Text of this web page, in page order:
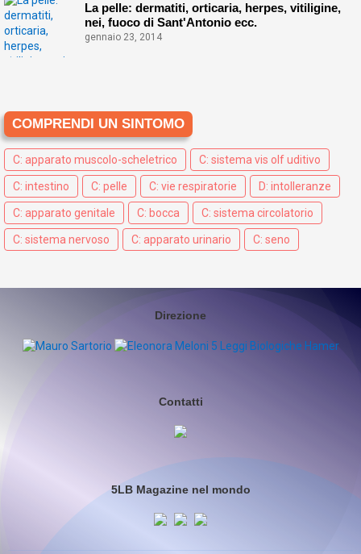
La pelle: dermatiti, orticaria, herpes, vitiligine,
nei, fuoco di Sant'Antonio ecc.
gennaio 23, 2014
COMPRENDI UN SINTOMO
C: apparato muscolo-scheletrico C: sistema vis olf uditivo
C: intestino C: pelle C: vie respiratorie D: intolleranze
C: apparato genitale C: bocca C: sistema circolatorio
C: sistema nervoso C: apparato urinario C: seno
Direzione
Contatti
5LB Magazine nel mondo